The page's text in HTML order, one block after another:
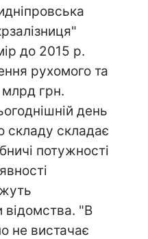
до 2015 р.
рухомого та
млрд грн.
день
складу складає
потужності
відомства. "В
не вистачає